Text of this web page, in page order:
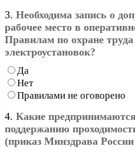
3. Необходима запись о
рабочее место в
Правилам по охране
электроустановок?
Да
Нет
Правилами не оговорено
4. Какие
поддержанию
(приказ Минздрава